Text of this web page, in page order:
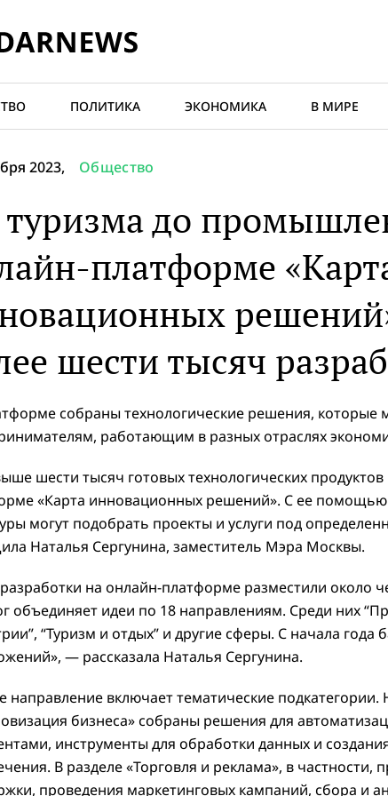
ПОЛИТИКА ЭКОНОМИКА В МИРЕ
2023, Общество
до
платформе
шести тысяч
собраны технологические решения, которые
работающим в разных отраслях
шести тысяч готовых технологических
«Карта инновационных решений». С ее помощью
могут подобрать проекты и услуги под
Наталья Сергунина, заместитель Мэра Москвы.
на онлайн-платформе разместили около
объединяет идеи по 18 направлениям. Среди них
“Туризм и отдых” и другие сферы. С начала
— рассказала Наталья Сергунина.
направление включает тематические
бизнеса» собраны решения для
инструменты для обработки данных и
В разделе «Торговля и реклама», в частности,
проведения маркетинговых кампаний, сбора и